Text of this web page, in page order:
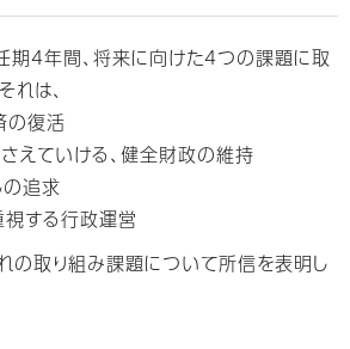
4年間、将来に向けた4つの課題に取
れは、
の復活
えていける、健全財政の維持
追求
視する行政運営
の取り組み課題について所信を表明し